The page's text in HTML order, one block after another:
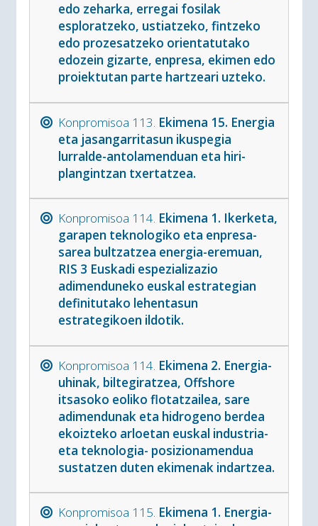
edo zeharka, erregai fosilak
esploratzeko, ustiatzeko, fintzeko
edo prozesatzeko orientatutako
edozein gizarte, enpresa, ekimen edo
proiektutan parte hartzeari uzteko.
Konpromisoa 113. Ekimena 15. Energia
eta jasangarritasun ikuspegia
lurralde-antolamenduan eta hiri-
plangintzan txertatzea.
Konpromisoa 114. Ekimena 1. Ikerketa,
garapen teknologiko eta enpresa-
sarea bultzatzea energia-eremuan,
RIS 3 Euskadi espezializazio
adimenduneko euskal estrategian
definitutako lehentasun
estrategikoen ildotik.
Konpromisoa 114. Ekimena 2. Energia-
uhinak, biltegiratzea, Offshore
itsasoko eoliko flotatzailea, sare
adimendunak eta hidrogeno berdea
ekoizteko arloetan euskal industria-
eta teknologia- posizionamendua
sustatzen duten ekimenak indartzea.
Konpromisoa 115. Ekimena 1. Energia-